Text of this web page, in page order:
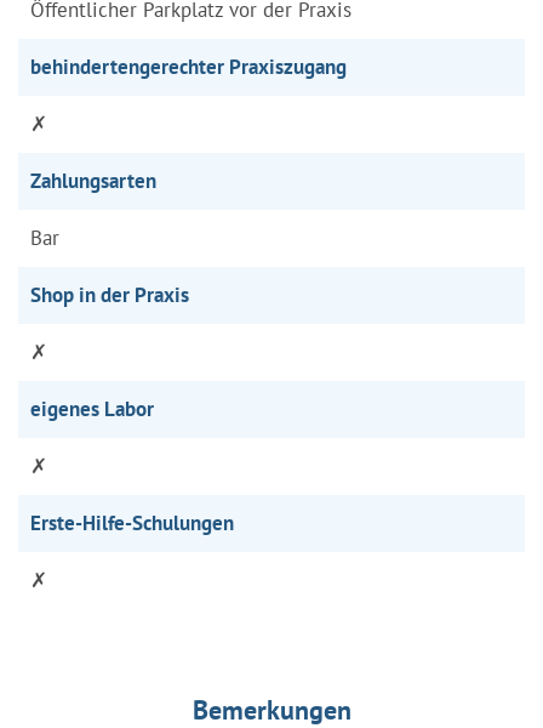
Öffentlicher Parkplatz vor der Praxis
behindertengerechter Praxiszugang
✗
Zahlungsarten
Bar
Shop in der Praxis
✗
eigenes Labor
✗
Erste-Hilfe-Schulungen
✗
Bemerkungen